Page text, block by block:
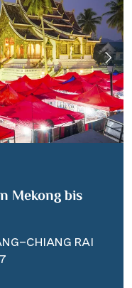
Mekong bis
RAI